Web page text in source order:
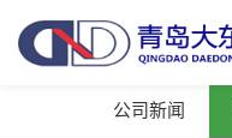
公司新闻